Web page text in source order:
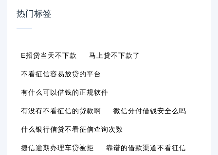
热门标签
E招贷当天不下款 马上贷不下款了
不看征信容易放贷的平台
有什么可以借钱的正规软件
有没有不看征信的贷款啊 微信分付借钱安全么吗
什么银行信贷不看征信查询次数
捷信逾期办理车贷被拒 靠谱的借款渠道不看征信